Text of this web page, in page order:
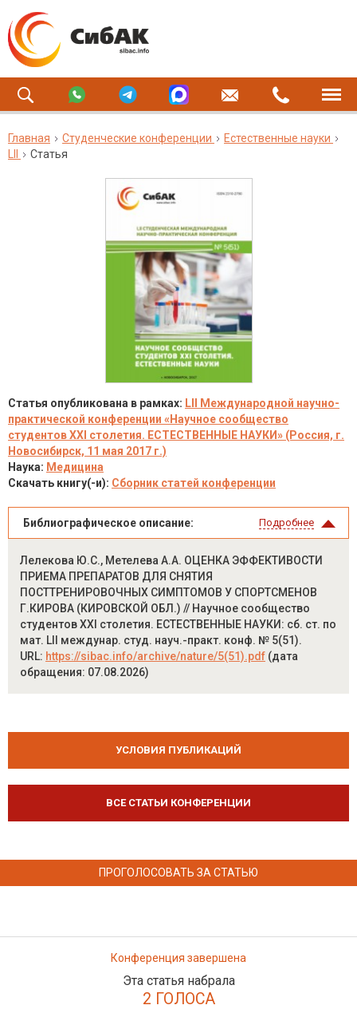
Главная Студенческие конференции
Естественные науки
Статья
Статья опубликована в рамках: LII Международной научно-
практической конференции «Научное сообщество
студентов XXI столетия. ЕСТЕСТВЕННЫЕ НАУКИ» (Россия, г.
Новосибирск, 11 мая 2017 г.)
Наука: Медицина
Скачать книгу(-и): Сборник статей конференции
Библиографическое описание: Подробнее
Лелекова Ю.С., Метелева А.А. ОЦЕНКА ЭФФЕКТИВОСТИ
ПРИЕМА ПРЕПАРАТОВ ДЛЯ СНЯТИЯ
ПОСТТРЕНИРОВОЧНЫХ СИМПТОМОВ У СПОРТСМЕНОВ
Г.КИРОВА (КИРОВСКОЙ ОБЛ.) // Научное сообщество
студентов XXI столетия. ЕСТЕСТВЕННЫЕ НАУКИ: сб. ст. по
мат. LII междунар. студ. науч.-практ. конф. № 5(51).
URL: https://sibac.info/archive/nature/5(51).pdf (дата
обращения: 07.08.2026)
УСЛОВИЯ ПУБЛИКАЦИЙ
ВСЕ СТАТЬИ КОНФЕРЕНЦИИ
ПРОГОЛОСОВАТЬ ЗА СТАТЬЮ
Конференция завершена
Эта статья набрала
2 ГОЛОСА